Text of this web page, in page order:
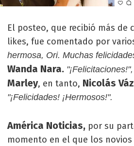
El posteo, que recibió más de
likes, fue comentado por
hermosa, Ori. Muchas
Wanda Nara. "¡Felicitaciones!",
Marley, en tanto, Nicolás
"¡Felicidades! ¡Hermosos!".
América Noticias, por su
momento en el que los